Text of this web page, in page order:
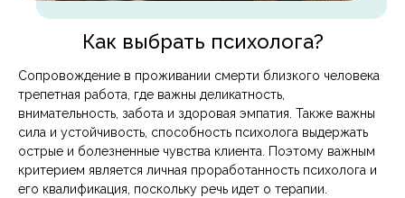
Как выбрать психолога?
Сопровождение в проживании смерти близкого человека
трепетная работа, где важны деликатность,
внимательность, забота и здоровая эмпатия. Также важны
сила и устойчивость, способность психолога выдержать
острые и болезненные чувства клиента. Поэтому важным
критерием является личная проработанность психолога и
его квалификация, поскольку речь идет о терапии.